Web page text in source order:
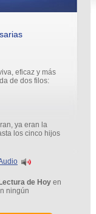
eficaz y más
de dos filos:
ya eran la
los cinco hijos
Lectura de Hoy en
ningún